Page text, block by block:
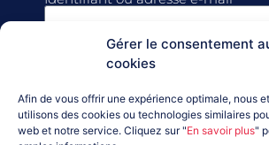
Gérer le consentement
cookies
Afin de vous offrir une expérience optimale, nous
utilisons des cookies ou technologies similaires
web et notre service. Cliquez sur "En savoir plus"
Mot de passe
Se souvenir de moi